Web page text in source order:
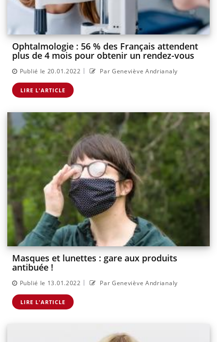
Ophtalmologie : 56 % des Français attendent
plus de 4 mois pour obtenir un rendez-vous
Publié le 20.01.2022 | Par Geneviève Andrianaly
LIRE L'ARTICLE
Masques et lunettes : gare aux produits
antibuée !
Publié le 13.01.2022 | Par Geneviève Andrianaly
LIRE L'ARTICLE